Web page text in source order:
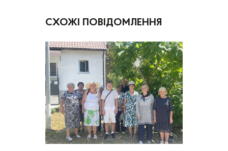
СХОЖІ ПОВІДОМЛЕННЯ